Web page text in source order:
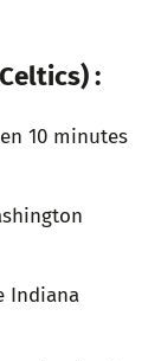
:
10 minutes
Indiana